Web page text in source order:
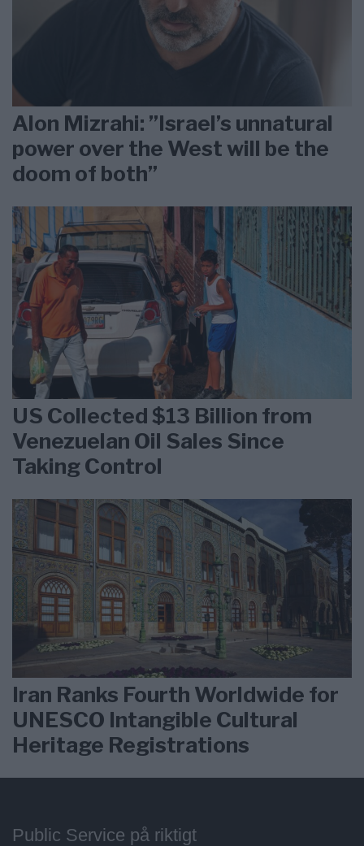
Alon Mizrahi: ”Israel’s unnatural
power over the West will be the
doom of both”
US Collected $13 Billion from
Venezuelan Oil Sales Since
Taking Control
Iran Ranks Fourth Worldwide for
UNESCO Intangible Cultural
Heritage Registrations
Public Service på riktigt